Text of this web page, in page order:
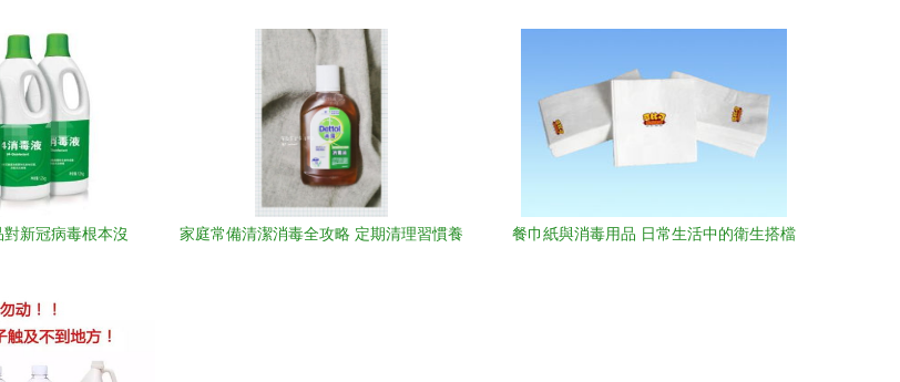
新冠病毒根本沒
家庭常備清潔消毒全攻略 定期清理習慣養
餐巾紙與消毒用品 日常生活中的衛生搭檔